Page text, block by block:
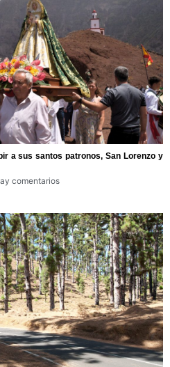
a sus santos patronos, San Lorenzo y
comentarios